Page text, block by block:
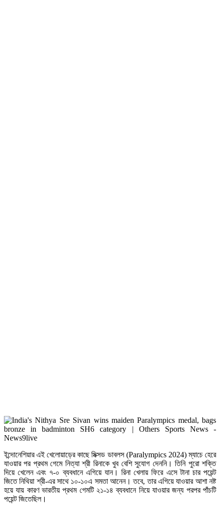
ইন্দোনেশিয়ার এই খেলোয়াড়ের কাছে মিক্সড ডাবলস (Paralympics 2024) ম্যাচে হেরে
যাওয়ার পর প্রথম গেমে নিত্যা শ্রী রিনাকে খুব বেশি সুযোগ দেননি। তিনি পুরো শক্তি
দিয়ে খেলেন এবং ৭-০ ব্যবধানে এগিয়ে যান। রিনা খেলায় ফিরে এসে টানা চার পয়েন্ট
জিতে নিথিয়া শ্রী-এর সাথে ১০-১০এ সমতা আনেন। তবে, তার এগিয়ে যাওয়ার আশা নষ্ট
হয়ে যায় কারণ ভারতীয় প্রথম গেমটি ২১-১৪ ব্যবধানে নিয়ে যাওয়ার জন্য পরপর পাঁচটি
পয়েন্ট জিতেছিল।